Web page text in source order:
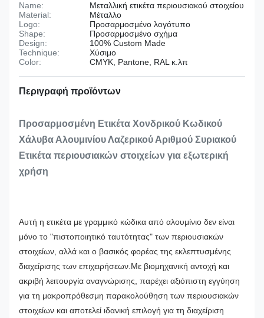
Name:
Μεταλλική ετικέτα περιουσιακού στοιχείου
Material:
Μέταλλο
Logo:
Προσαρμοσμένο λογότυπο
Shape:
Προσαρμοσμένο σχήμα
Design:
100% Custom Made
Technique:
Χύσιμο
Color:
CMYK, Pantone, RAL κ.λπ
Περιγραφή προϊόντων
Προσαρμοσμένη Ετικέτα Χονδρικού Κωδικού
Χάλυβα Αλουμινίου Λαζερικού Αριθμού Συριακού
Ετικέτα περιουσιακών στοιχείων για εξωτερική
χρήση
Αυτή η ετικέτα με γραμμικό κώδικα από αλουμίνιο δεν είναι
μόνο το "πιστοποιητικό ταυτότητας" των περιουσιακών
στοιχείων, αλλά και ο βασικός φορέας της εκλεπτυσμένης
διαχείρισης των επιχειρήσεων.Με βιομηχανική αντοχή και
ακριβή λειτουργία αναγνώρισης, παρέχει αξιόπιστη εγγύηση
για τη μακροπρόθεσμη παρακολούθηση των περιουσιακών
στοιχείων και αποτελεί ιδανική επιλογή για τη διαχείριση